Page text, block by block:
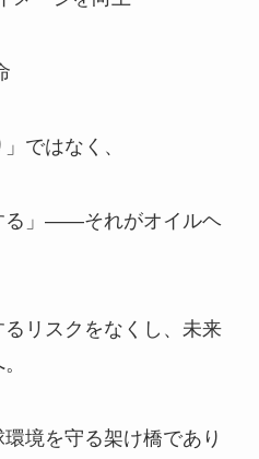
ではなく、
る」――それがオイルヘ
リスクをなくし、未来
境を守る架け橋であり